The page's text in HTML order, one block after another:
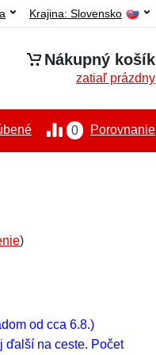
Krajina: Slovensko
Nákupný košík
zatiaľ prázdny
0 Porovnanie
)
od cca 6.8.)
ďalší na ceste. Počet